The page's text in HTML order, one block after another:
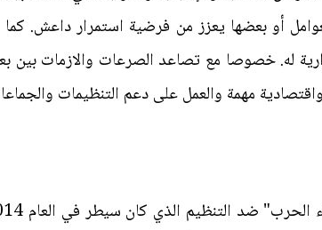
أو بعضها يعزز من فرضية استمرار داعش.
له. خصوصا مع تصاعد الصرعات والازمات بين
مهمة والعمل على دعم التنظيمات